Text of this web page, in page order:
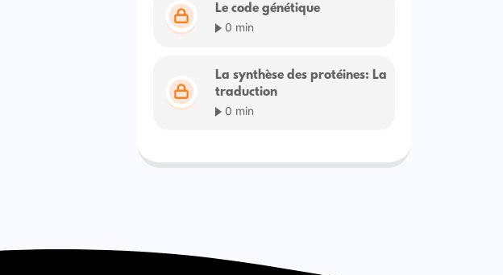
Le code génétique
0 min
La synthèse des protéines: La
traduction
0 min